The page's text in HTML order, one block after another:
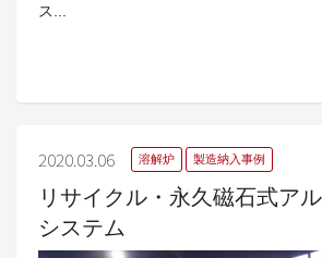
ス...
2020.03.06 溶解炉 製造納入事例
リサイクル・永久磁石式ア
システム